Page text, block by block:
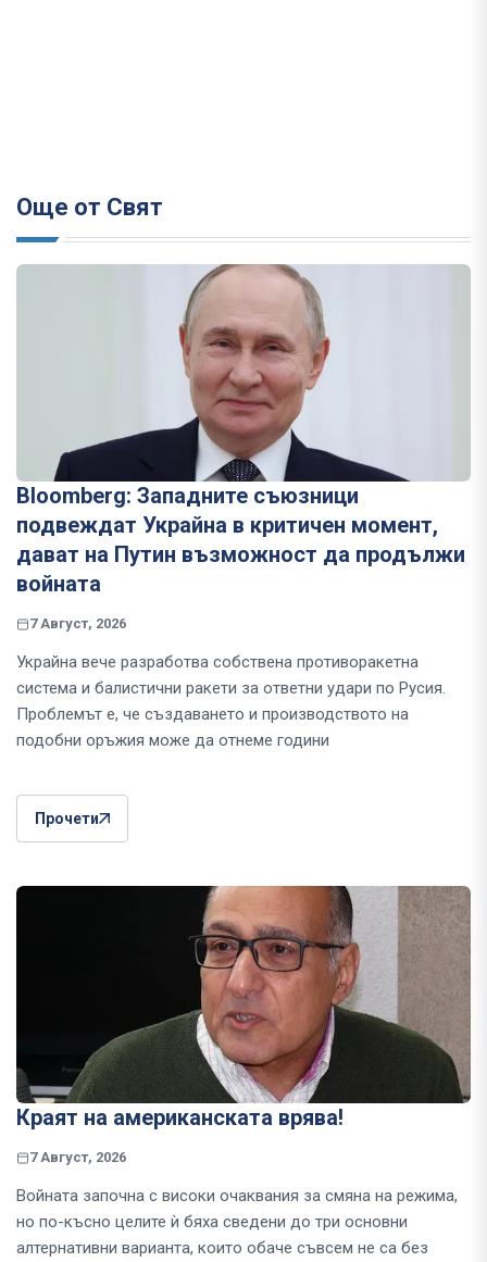
Още от Свят
Bloomberg: Западните съюзници
подвеждат Украйна в критичен момент,
дават на Путин възможност да продължи
войната
7 Август, 2026
Украйна вече разработва собствена противоракетна
система и балистични ракети за ответни удари по Русия.
Проблемът е, че създаването и производството на
подобни оръжия може да отнеме години
Прочети
Краят на американската врява!
7 Август, 2026
Войната започна с високи очаквания за смяна на режима,
но по-късно целите ѝ бяха сведени до три основни
алтернативни варианта, които обаче съвсем не са без